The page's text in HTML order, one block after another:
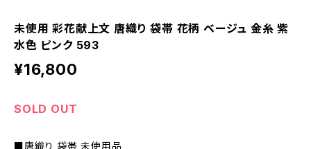
未使用 彩花献上文 唐織り 袋帯 花柄 ベージュ 金糸 紫
水色 ピンク 593
¥16,800
SOLD OUT
■唐織り 袋帯 未使用品